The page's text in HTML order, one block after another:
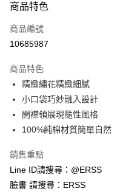
便利好安心！
２．便利：只要手機號碼，簡訊
３．安心：先確認商品／服務後
【「AFTEE先享後付」結帳流程】
１．於結帳方式選擇「AFTEE先
結帳頁面，進行簡訊認證並確認
２．訂單成立數日內，您將收到
ATM／網路銀行／等多元方式進
※ 請注意：結帳手續完成當下不
後付繳納相關費用。
※ 交易是否成功請以「AFTEE
是否繳費成功／繳費後需取消欲
客戶支援中心」https://
運送方式
全家取貨付款
付款後全家取貨
每筆NT$80，滿NT$1,200(含
付款後萊爾富取貨
商品特色
商品編號
10685987
商品特色
精緻繡花精緻細膩
小口袋巧妙融入設計
開襟領展現隨性風格
100%純棉材質簡單自然
銷售重點
Line ID請搜尋：@ERSS
臉書 請搜尋：ERSS